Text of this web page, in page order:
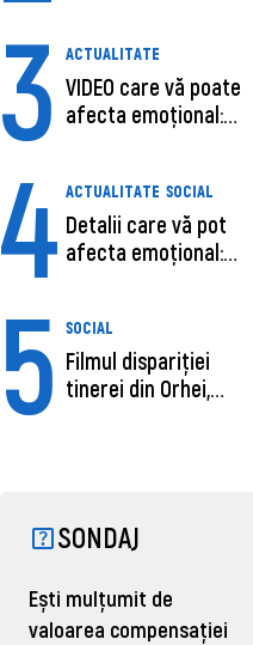
ECONOMIE
Moldova, de aproape opt ori
3 ACTUALITATE
VIDEO care vă poate
afecta emoțional:
4 ACTUALITATE SOCIAL
Detalii care vă pot
afecta emoțional:
5 SOCIAL
Filmul dispariției
tinerei din Orhei,
SONDAJ
Ești mulțumit de
valoarea compensației